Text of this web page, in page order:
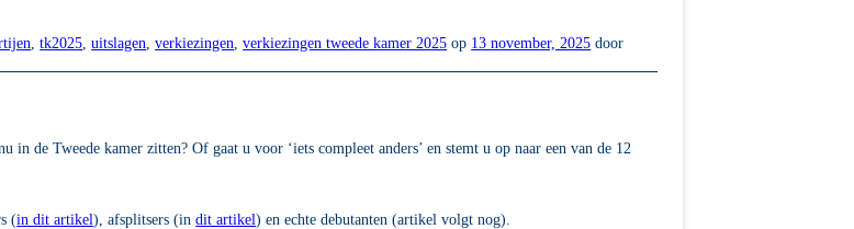
,tk2025 ,uitslagen ,verkiezingen ,verkiezingen tweede kamer 2025 op 13 november, 2025 door
in de Tweede kamer zitten? Of gaat u voor ‘iets compleet anders’ en stemt u op naar een van de 12
(in dit artikel), afsplitsers (indit artikel) en echte debutanten (artikel volgt nog).